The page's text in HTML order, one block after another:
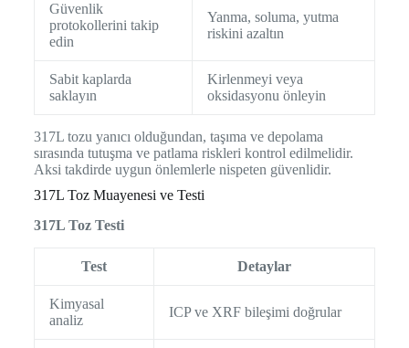
Güvenlik
protokollerini takip
edin
Yanma, soluma, yutma
riskini azaltın
Sabit kaplarda
saklayın
Kirlenmeyi veya
oksidasyonu önleyin
317L tozu yanıcı olduğundan, taşıma ve depolama
sırasında tutuşma ve patlama riskleri kontrol edilmelidir.
Aksi takdirde uygun önlemlerle nispeten güvenlidir.
317L Toz Muayenesi ve Testi
317L Toz Testi
Test Detaylar
Kimyasal
analiz
ICP ve XRF bileşimi doğrular